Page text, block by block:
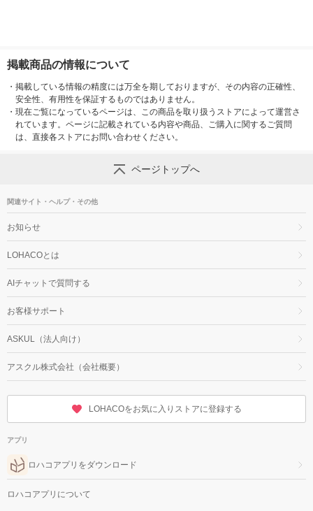
掲載商品の情報について
・ 掲載している情報の精度には万全を期しておりますが、その内容の正確性、
安全性、有用性を保証するものではありません。
・ 現在ご覧になっているページは、この商品を取り扱うストアによって運営さ
れています。ページに記載されている内容や商品、ご購入に関するご質問
は、直接各ストアにお問い合わせください。
ページトップへ
関連サイト・ヘルプ・その他
お知らせ
LOHACOとは
AIチャットで質問する
お客様サポート
ASKUL（法人向け）
アスクル株式会社（会社概要）
LOHACOをお気に入りストアに登録する
アプリ
ロハコアプリをダウンロード
ロハコアプリについて